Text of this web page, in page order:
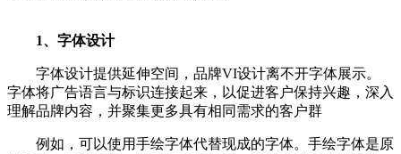
1、字体设计
字体设计提供延伸空间，品牌VI设计离不开字体展示。
字体将广告语言与标识连接起来，以促进客户保持兴趣，深入
理解品牌内容，并聚集更多具有相同需求的客户群
例如，可以使用手绘字体代替现成的字体。手绘字体是原